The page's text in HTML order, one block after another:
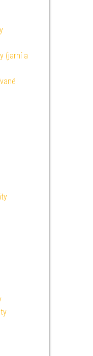
(jarní a